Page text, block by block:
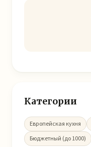
Категории
Европейская кухня
Бюджетный (до 1000)